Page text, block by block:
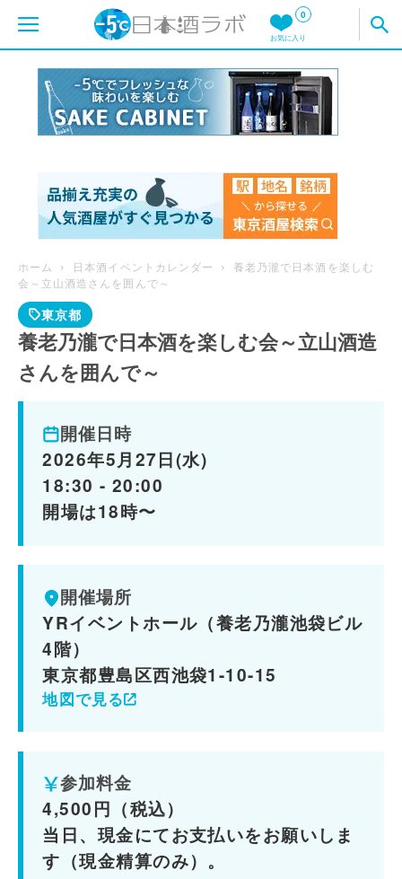
0
お気に入り
ホーム 日本酒イベントカレンダー
養老乃瀧で日本酒を楽しむ
会～立山酒造さんを囲んで～
東京都
養老乃瀧で日本酒を楽しむ会～立山酒造
さんを囲んで～
開催日時
2026年5月27日(水)
18:30 - 20:00
開場は18時〜
開催場所
YRイベントホール（養老乃瀧池袋ビル
4階）
東京都豊島区西池袋1-10-15
地図で見る
参加料金
4,500円（税込）
当日、現金にてお支払いをお願いしま
す（現金精算のみ）。